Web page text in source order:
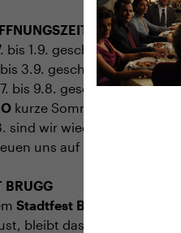
bis 1.9. geschlossen
bis 3.9. geschlossen
bis 9.8. geschlossen
kurze Sommerpause,
sind wir wieder im
uns auf euch <3
BRUGG
Stadtfest Brugg
bleibt das Haus